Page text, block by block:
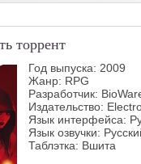
торрент
Год выпуска: 2009
Жанр: RPG
Разработчик:
Издательство:
Язык интерфейса:
Язык озвучки:
Таблэтка: Вшита